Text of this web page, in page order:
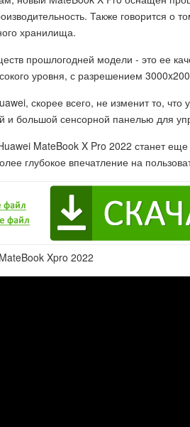
Также говорится о
хранилища.
прошлогодней модели - это ее
уровня, с разрешением
скорее всего, не изменит то, что
и большой сенсорной панелью для
MateBook X Pro 2022 станет
глубокое впечатление на
Xpro 2022